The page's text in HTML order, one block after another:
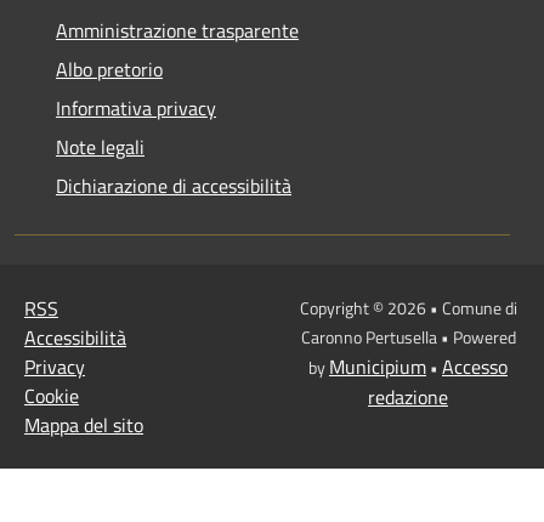
Amministrazione trasparente
Albo pretorio
Informativa privacy
Note legali
Dichiarazione di accessibilità
RSS
Accessibilità
Privacy
Cookie
Mappa del sito
Copyright © 2026 • Comune di
Caronno Pertusella • Powered
byMunicipium• Accesso
redazione